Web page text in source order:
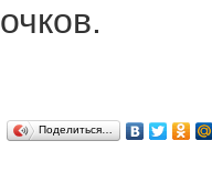
очков.
Поделиться…